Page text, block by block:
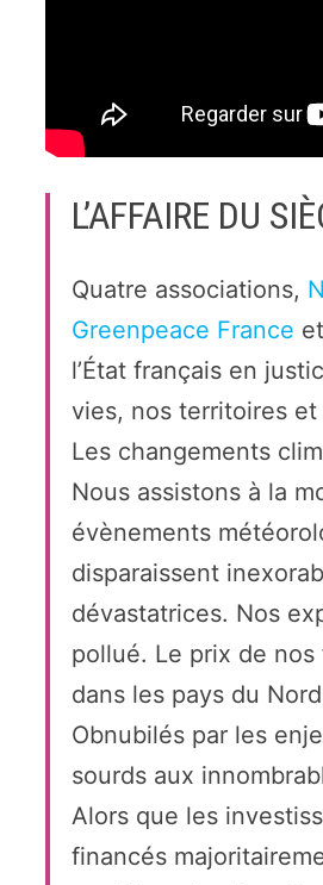
L’AFFAIRE DU
Quatre associations,
Greenpeace France et
l’État français en
vies, nos territoires et
Les changements
Nous assistons à la
évènements
disparaissent
dévastatrices. Nos
pollué. Le prix de
dans les pays du
Obnubilés par les
sourds aux
Alors que les
financés